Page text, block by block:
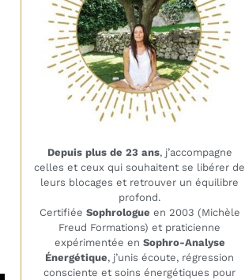
Depuis plus de 23 ans, j’accompagne
celles et ceux qui souhaitent se libérer de
leurs blocages et retrouver un équilibre
profond.
Certifiée Sophrologue en 2003 (Michèle
Freud Formations) et praticienne
expérimentée en Sophro-Analyse
Énergétique, j’unis écoute, régression
consciente et soins énergétiques pour